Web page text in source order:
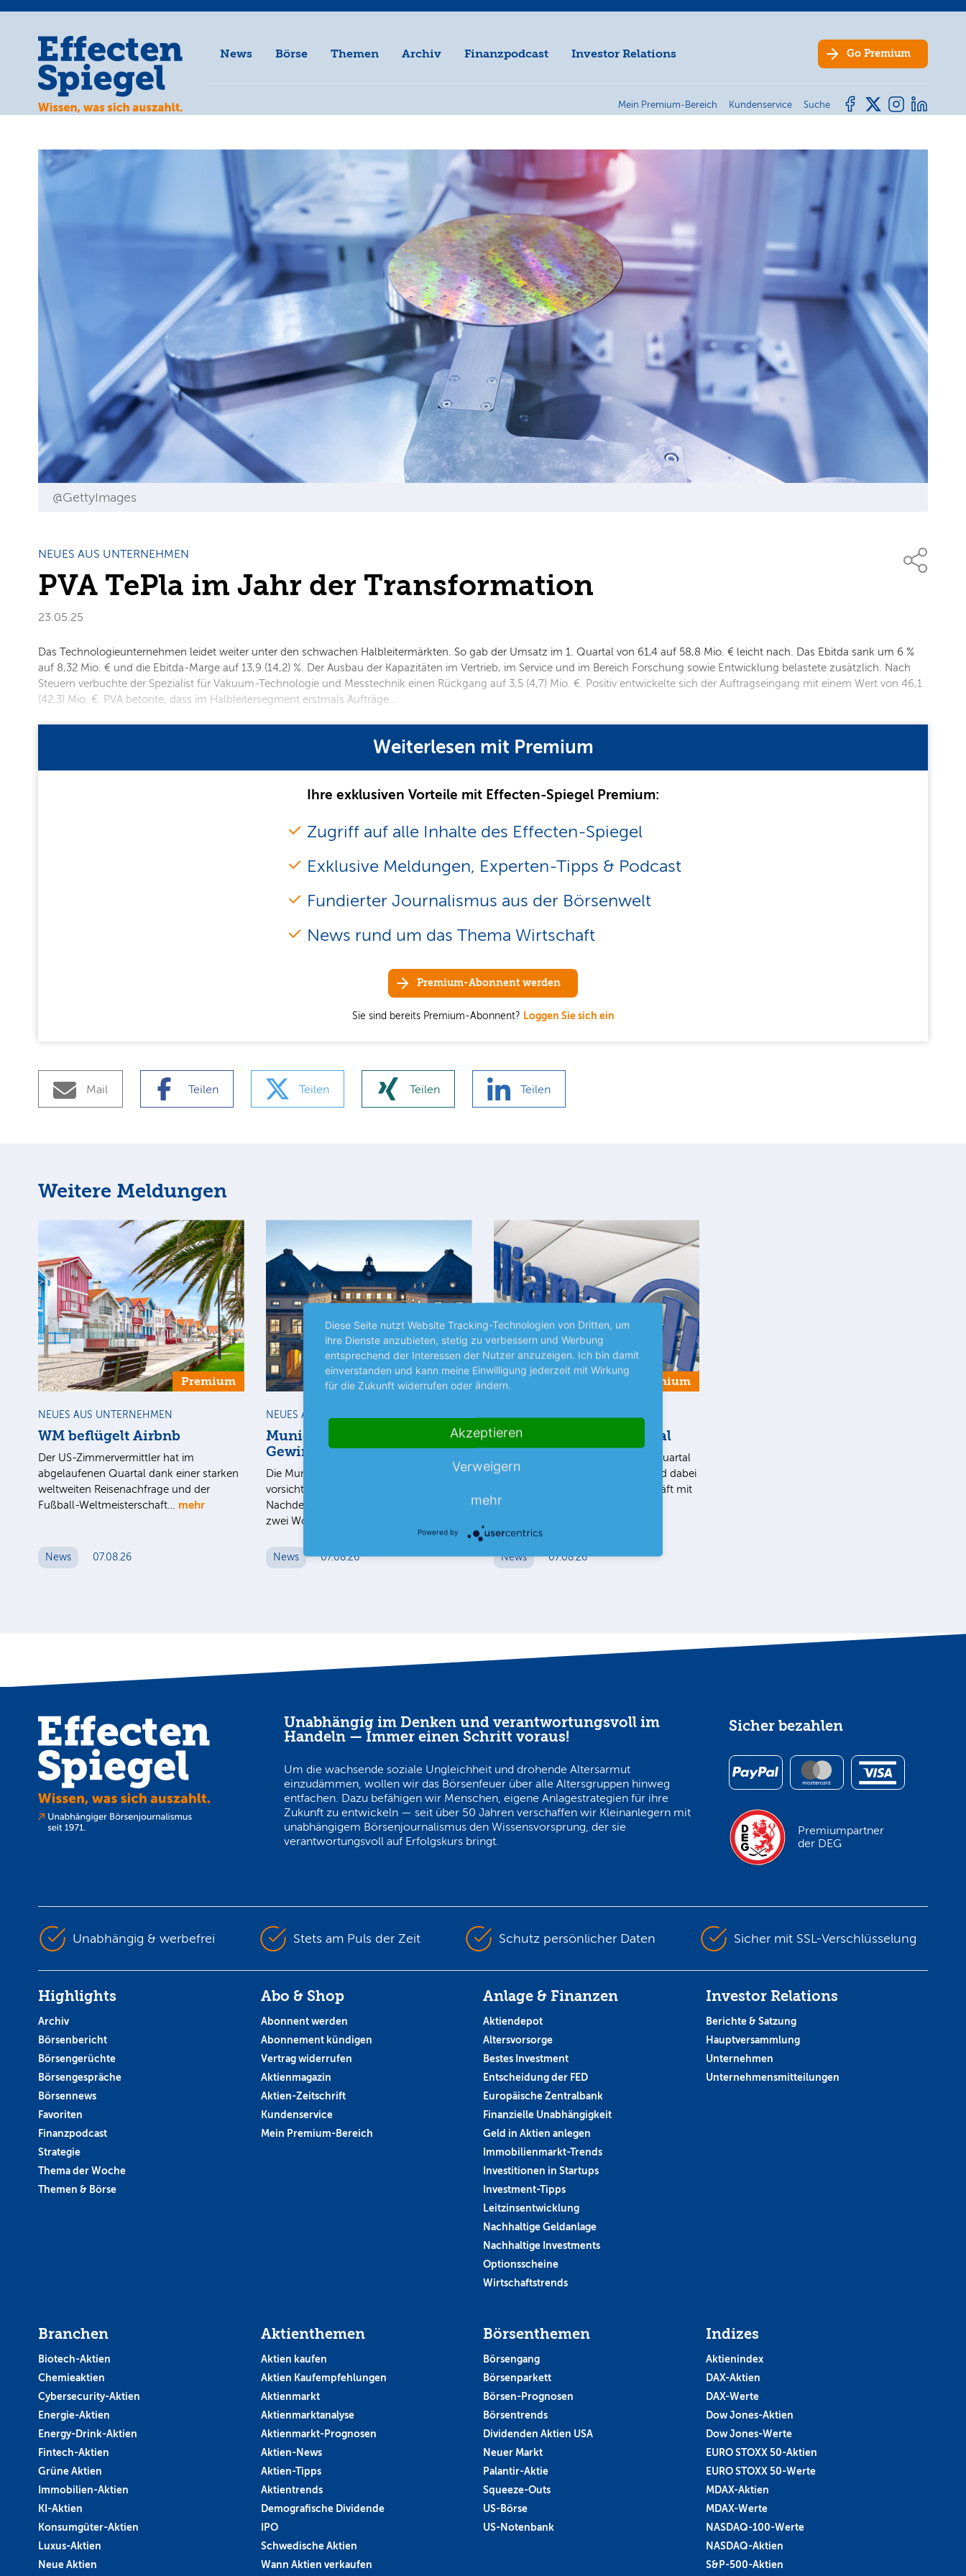
News Börse Themen Archiv Finanzpodcast Investor Relations Go Premium
Mein Premium-Bereich Kundenservice Suche
@GettyImages
NEUES AUS UNTERNEHMEN
PVA TePla im Jahr der Transformation
23.05.25
Das Technologieunternehmen leidet weiter unter den schwachen Halbleitermärkten. So gab der Umsatz im 1. Quartal von 61,4 auf 58,8 Mio. € leicht nach. Das Ebitda sank um 6 %
auf 8,32 Mio. € und die Ebitda-Marge auf 13,9 (14,2) %. Der Ausbau der Kapazitäten im Vertrieb, im Service und im Bereich Forschung sowie Entwicklung belastete zusätzlich. Nach
Steuern verbuchte der Spezialist für Vakuum-Technologie und Messtechnik einen Rückgang auf 3,5 (4,7) Mio. €. Positiv entwickelte sich der Auftragseingang mit einem Wert von 46,1
(42,3) Mio. €. PVA betonte, dass im Halbleitersegment erstmals Aufträge…
Weiterlesen mit Premium
Ihre exklusiven Vorteile mit Effecten-Spiegel Premium:
Zugriff auf alle Inhalte des Effecten-Spiegel
Exklusive Meldungen, Experten-Tipps & Podcast
Fundierter Journalismus aus der Börsenwelt
News rund um das Thema Wirtschaft
Premium-Abonnent werden
Sie sind bereits Premium-Abonnent? Loggen Sie sich ein
Mail Teilen Teilen Teilen Teilen
Weitere Meldungen
Premium
NEUES AUS UNTERNEHMEN
WM beflügelt Airbnb
Der US-Zimmervermittler hat im
abgelaufenen Quartal dank einer starken
weltweiten Reisenachfrage und der
Fußball-Weltmeisterschaft… mehr
News 07.08.26
Premium
NEUES AUS UNTERNEHMEN
Munich Re bestätigt
Gewinnziel
Die Munich Re bleibt trotz eines etwas
vorsichtigeren Umsatzausblicks auf Kurs.
Nachdem der Rückversicherer bereits vor
zwei Wochen…
News 07.08.26
Premium
BÖRSENGESPRÄCHE
Allianz mit Rekordquartal
Der Versicherungsriese hat im 2. Quartal
erneut Rekordzahlen vorgelegt und dabei
vor allem vom boomenden Geschäft mit
der…
News 07.08.26
Unabhängig im Denken und verantwortungsvoll im
Handeln — Immer einen Schritt voraus!
Um die wachsende soziale Ungleichheit und drohende Altersarmut
einzudämmen, wollen wir das Börsenfeuer über alle Altersgruppen hinweg
entfachen. Dazu befähigen wir Menschen, eigene Anlagestrategien für ihre
Zukunft zu entwickeln — seit über 50 Jahren verschaffen wir Kleinanlegern mit
unabhängigem Börsenjournalismus den Wissensvorsprung, der sie
verantwortungsvoll auf Erfolgskurs bringt.
Sicher bezahlen
Premiumpartner
der DEG
Unabhängig & werbefrei Stets am Puls der Zeit Schutz persönlicher Daten Sicher mit SSL-Verschlüsselung
Highlights
Archiv
Börsenbericht
Börsengerüchte
Börsengespräche
Börsennews
Favoriten
Finanzpodcast
Strategie
Thema der Woche
Themen & Börse
Abo & Shop
Abonnent werden
Abonnement kündigen
Vertrag widerrufen
Aktienmagazin
Aktien-Zeitschrift
Kundenservice
Mein Premium-Bereich
Anlage & Finanzen
Aktiendepot
Altersvorsorge
Bestes Investment
Entscheidung der FED
Europäische Zentralbank
Finanzielle Unabhängigkeit
Geld in Aktien anlegen
Immobilienmarkt-Trends
Investitionen in Startups
Investment-Tipps
Leitzinsentwicklung
Nachhaltige Geldanlage
Nachhaltige Investments
Optionsscheine
Wirtschaftstrends
Investor Relations
Berichte & Satzung
Hauptversammlung
Unternehmen
Unternehmensmitteilungen
Branchen
Biotech-Aktien
Chemieaktien
Cybersecurity-Aktien
Energie-Aktien
Energy-Drink-Aktien
Fintech-Aktien
Grüne Aktien
Immobilien-Aktien
KI-Aktien
Konsumgüter-Aktien
Luxus-Aktien
Neue Aktien
Aktienthemen
Aktien kaufen
Aktien Kaufempfehlungen
Aktienmarkt
Aktienmarktanalyse
Aktienmarkt-Prognosen
Aktien-News
Aktien-Tipps
Aktientrends
Demografische Dividende
IPO
Schwedische Aktien
Wann Aktien verkaufen
Börsenthemen
Börsengang
Börsenparkett
Börsen-Prognosen
Börsentrends
Dividenden Aktien USA
Neuer Markt
Palantir-Aktie
Squeeze-Outs
US-Börse
US-Notenbank
Indizes
Aktienindex
DAX-Aktien
DAX-Werte
Dow Jones-Aktien
Dow Jones-Werte
EURO STOXX 50-Aktien
EURO STOXX 50-Werte
MDAX-Aktien
MDAX-Werte
NASDAQ-100-Werte
NASDAQ-Aktien
S&P-500-Aktien
Diese Seite nutzt Website Tracking-Technologien von Dritten, um
ihre Dienste anzubieten, stetig zu verbessern und Werbung
entsprechend der Interessen der Nutzer anzuzeigen. Ich bin damit
einverstanden und kann meine Einwilligung jederzeit mit Wirkung
für die Zukunft widerrufen oder ändern.
Akzeptieren
Verweigern
mehr
Powered by